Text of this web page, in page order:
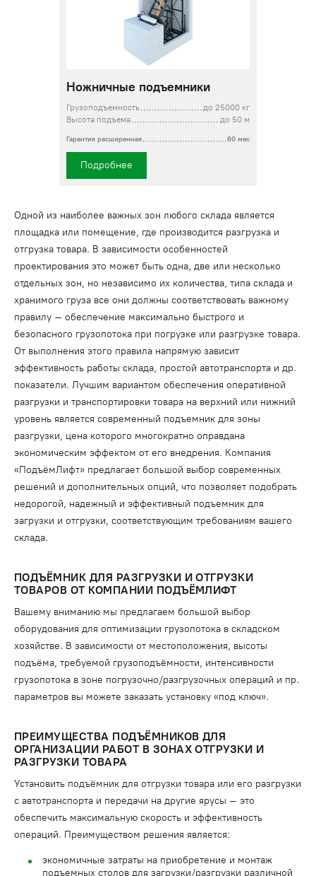
Ножничные подъемники
Грузоподъемность
до 25000 кг
Высота подъема
до 50 м
Гарантия расширенная 60 мес
Подробнее
Одной из наиболее важных зон любого склада является
площадка или помещение, где производится разгрузка и
отгрузка товара. В зависимости особенностей
проектирования это может быть одна, две или несколько
отдельных зон, но независимо их количества, типа склада и
хранимого груза все они должны соответствовать важному
правилу – обеспечение максимально быстрого и
безопасного грузопотока при погрузке или разгрузке товара.
От выполнения этого правила напрямую зависит
эффективность работы склада, простой автотранспорта и др.
показатели. Лучшим вариантом обеспечения оперативной
разгрузки и транспортировки товара на верхний или нижний
уровень является современный подъемник для зоны
разгрузки, цена которого многократно оправдана
экономическим эффектом от его внедрения. Компания
«ПодъёмЛифт» предлагает большой выбор современных
решений и дополнительных опций, что позволяет подобрать
недорогой, надежный и эффективный подъемник для
загрузки и отгрузки, соответствующим требованиям вашего
склада.
ПОДЪЁМНИК ДЛЯ РАЗГРУЗКИ И ОТГРУЗКИ
ТОВАРОВ ОТ КОМПАНИИ ПОДЪЁМЛИФТ
Вашему вниманию мы предлагаем большой выбор
оборудования для оптимизации грузопотока в складском
хозяйстве. В зависимости от местоположения, высоты
подъёма, требуемой грузоподъёмности, интенсивности
грузопотока в зоне погрузочно/разгрузочных операций и пр.
параметров вы можете заказать установку «под ключ».
ПРЕИМУЩЕСТВА ПОДЪЁМНИКОВ ДЛЯ
ОРГАНИЗАЦИИ РАБОТ В ЗОНАХ ОТГРУЗКИ И
РАЗГРУЗКИ ТОВАРА
Установить подъёмник для отгрузки товара или его разгрузки
с автотранспорта и передачи на другие ярусы – это
обеспечить максимальную скорость и эффективность
операций. Преимуществом решения является:
экономичные затраты на приобретение и монтаж
подъемных столов для загрузки/разгрузки различной